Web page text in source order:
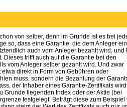
von selber, denn im Grunde ist es bei
so, dass eine Garantie, die dem Anleger
auch vom Anleger bezahlt wird, und
Dieses trifft auch auf die Garantie bei den
vom Anleger selber gezahlt wird. Und zwar
direkt in Form von Gebühren oder
muss, sondern die Bezahlung der
der Inhaber eines Garantie-Zertifikats
Grunde liegenden Index oder der Aktie (bei
festgelegt. Beträgt diese zum Beispiel